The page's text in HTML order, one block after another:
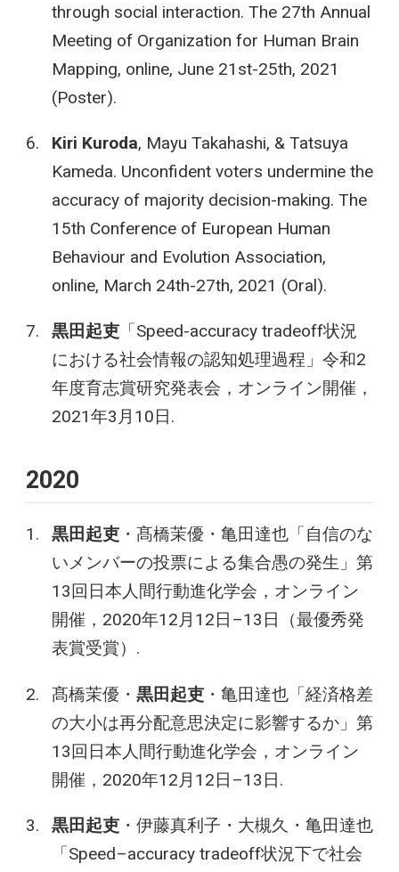
through social interaction. The 27th Annual
Meeting of Organization for Human Brain
Mapping, online, June 21st-25th, 2021
(Poster).
Kiri Kuroda, Mayu Takahashi, & Tatsuya
Kameda. Unconfident voters undermine the
accuracy of majority decision-making. The
15th Conference of European Human
Behaviour and Evolution Association,
online, March 24th-27th, 2021 (Oral).
黒田起吏「Speed-accuracy tradeoff状況
における社会情報の認知処理過程」令和2
年度育志賞研究発表会，オンライン開催，
2021年3月10日.
2020
黒田起吏・髙橋茉優・亀田達也「自信のな
いメンバーの投票による集合愚の発生」第
13回日本人間行動進化学会，オンライン
開催，2020年12月12日–13日（最優秀発
表賞受賞）.
髙橋茉優・ 黒田起吏・亀田達也「経済格差
の大小は再分配意思決定に影響するか」第
13回日本人間行動進化学会，オンライン
開催，2020年12月12日–13日.
黒田起吏・伊藤真利子・大槻久・亀田達也
「Speed–accuracy tradeoff状況下で社会